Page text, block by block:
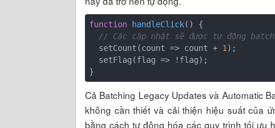
function handleClick( ) {
// Các cập nhật sẽ được tự động batch
  setCount(
count => count + 1 );
  setFlag(
flag => !flag);
}
Cả Batching Legacy Updates và Automatic
không cần thiết và cải thiện hiệu suất của
bằng cách tự động hóa các quy trình tối ưu